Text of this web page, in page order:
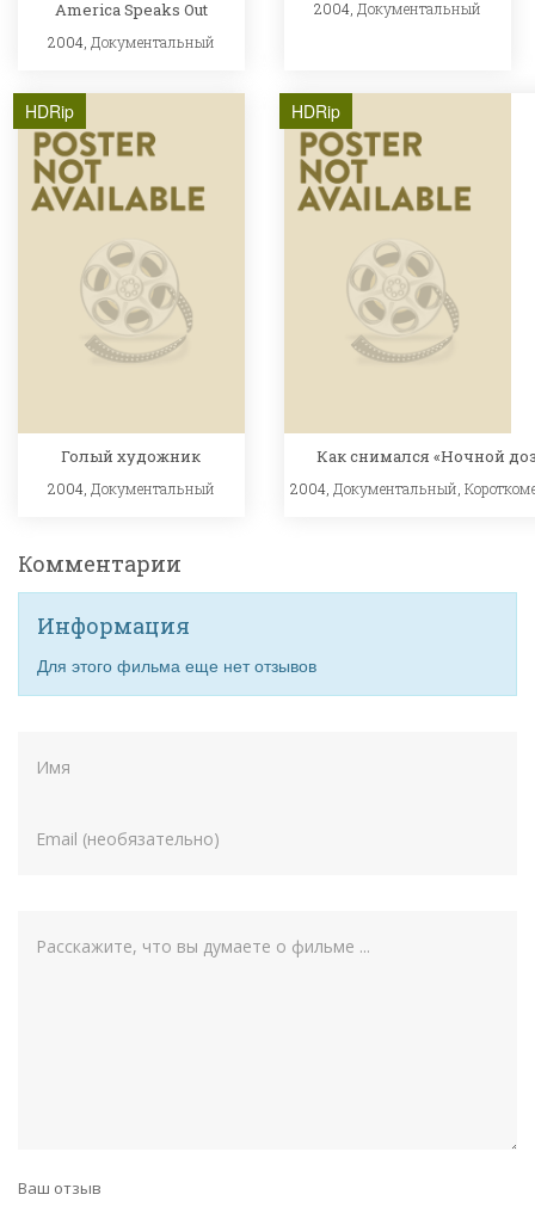
America Speaks Out
2004, Документальный
2004, Документальный
HDRip
Голый художник
2004, Документальный
HDRip
Как снимался «Ночной
2004, Документальный ,
Комментарии
Информация
Для этого фильма еще нет отзывов
Ваш отзыв